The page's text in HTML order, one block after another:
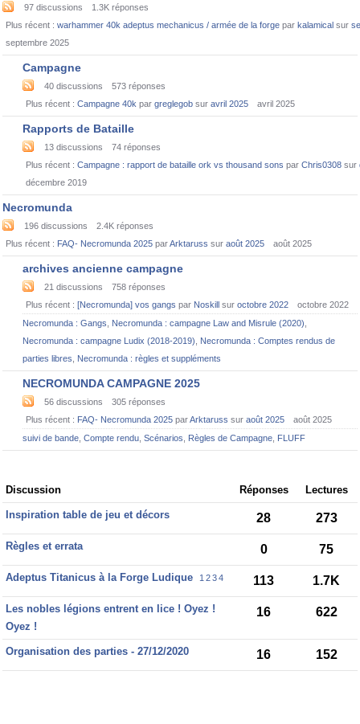
97 discussions 1.3K réponses
Plus récent : warhammer 40k adeptus mechanicus / armée de la forge par kalamical sur
septembre 2025
Campagne
40 discussions 573 réponses
Plus récent : Campagne 40k par greglegob sur avril 2025 avril 2025
Rapports de Bataille
13 discussions 74 réponses
Plus récent : Campagne : rapport de bataille ork vs thousand sons par Chris0308 sur
décembre 2019
Necromunda
196 discussions 2.4K réponses
Plus récent : FAQ- Necromunda 2025 parArktaruss sur août 2025 août 2025
archives ancienne campagne
21 discussions 758 réponses
Plus récent : [Necromunda] vos gangs par Noskill sur octobre 2022
octobre 2022
Necromunda : Gangs
Necromunda : campagne Law and Misrule (2020)
Necromunda : campagne Ludix (2018-2019)
Necromunda : Comptes rendus de
parties libres
Necromunda : règles et suppléments
NECROMUNDA CAMPAGNE 2025
56 discussions 305 réponses
Plus récent : FAQ- Necromunda 2025 parArktaruss sur août 2025
août 2025
suivi de bande Compte rendu Scénarios Règles de Campagne FLUFF
Discussion
List
Discussion Réponses Lectures
Inspiration table de jeu et décors 28 273
Règles et errata 0 75
Adeptus Titanicus à la Forge Ludique 1 234 113 1.7K
Les nobles légions entrent en lice ! Oyez !
Oyez !
16 622
Organisation des parties - 27/12/2020 16 152